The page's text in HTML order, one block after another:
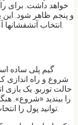
خواهد داشت. برای
و پنجم ظاهر شود. این
انتخاب آتشفشانها آماده شوید و هر کدام شرط بندی خود را دارند.
گیم پلی ساده
شروع و راه اندازی
حالت توربو. یک بازی
را ببندید «شروع».
توانید پول را انتخاب کنید. گزینه دوم – خطر برای دو برابر شدن.